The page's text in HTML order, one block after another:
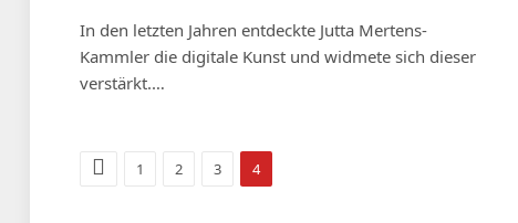
In den letzten Jahren entdeckte Jutta Mertens-
Kammler die digitale Kunst und widmete sich dieser
verstärkt.…
Zurück
1 2 3 4